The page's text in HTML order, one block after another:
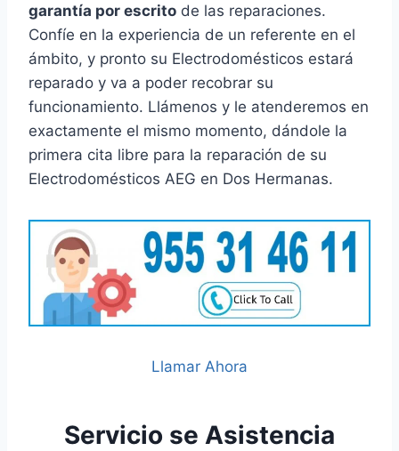
garantía por escrito de las reparaciones.
Confíe en la experiencia de un referente en el
ámbito, y pronto su Electrodomésticos estará
reparado y va a poder recobrar su
funcionamiento. Llámenos y le atenderemos en
exactamente el mismo momento, dándole la
primera cita libre para la reparación de su
Electrodomésticos AEG en Dos Hermanas.
Llamar Ahora
Servicio se Asistencia